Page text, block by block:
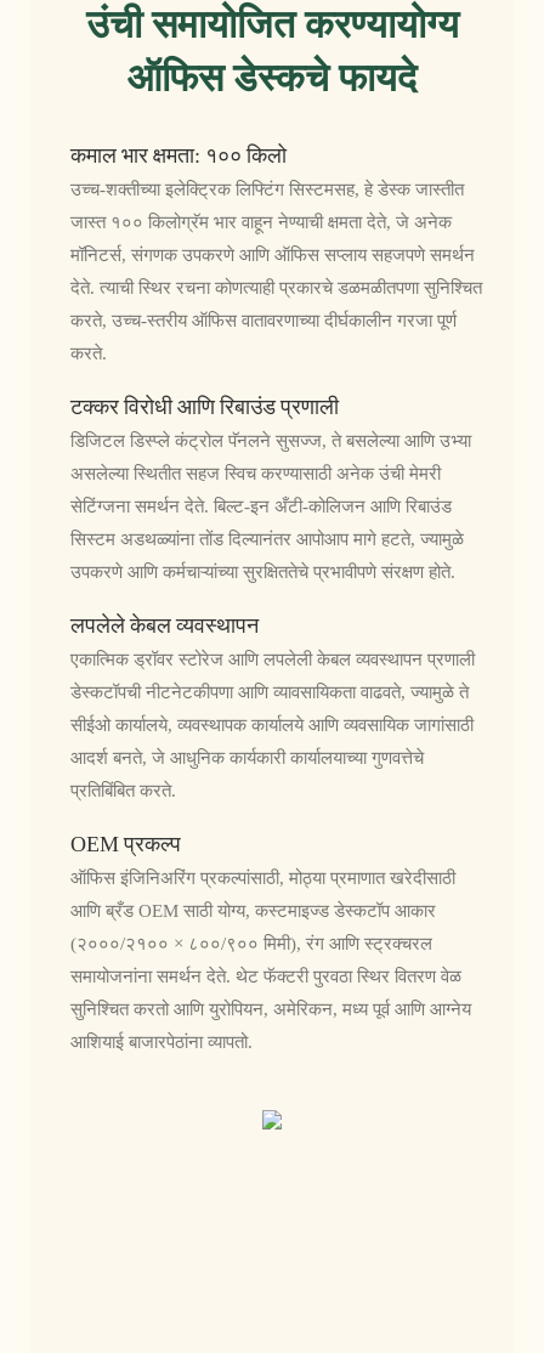
उंची समायोजित करण्यायोग्य
ऑफिस डेस्कचे फायदे
कमाल भार क्षमता: १०० किलो
उच्च-शक्तीच्या इलेक्ट्रिक लिफ्टिंग सिस्टमसह, हे डेस्क जास्तीत
जास्त १०० किलोग्रॅम भार वाहून नेण्याची क्षमता देते, जे अनेक
मॉनिटर्स, संगणक उपकरणे आणि ऑफिस सप्लाय सहजपणे समर्थन
देते. त्याची स्थिर रचना कोणत्याही प्रकारचे डळमळीतपणा सुनिश्चित
करते, उच्च-स्तरीय ऑफिस वातावरणाच्या दीर्घकालीन गरजा पूर्ण
करते.
टक्कर विरोधी आणि रिबाउंड प्रणाली
डिजिटल डिस्प्ले कंट्रोल पॅनलने सुसज्ज, ते बसलेल्या आणि उभ्या
असलेल्या स्थितीत सहज स्विच करण्यासाठी अनेक उंची मेमरी
सेटिंग्जना समर्थन देते. बिल्ट-इन अँटी-कोलिजन आणि रिबाउंड
सिस्टम अडथळ्यांना तोंड दिल्यानंतर आपोआप मागे हटते, ज्यामुळे
उपकरणे आणि कर्मचाऱ्यांच्या सुरक्षिततेचे प्रभावीपणे संरक्षण होते.
लपलेले केबल व्यवस्थापन
एकात्मिक ड्रॉवर स्टोरेज आणि लपलेली केबल व्यवस्थापन प्रणाली
डेस्कटॉपची नीटनेटकीपणा आणि व्यावसायिकता वाढवते, ज्यामुळे ते
सीईओ कार्यालये, व्यवस्थापक कार्यालये आणि व्यवसायिक जागांसाठी
आदर्श बनते, जे आधुनिक कार्यकारी कार्यालयाच्या गुणवत्तेचे
प्रतिबिंबित करते.
OEM प्रकल्प
ऑफिस इंजिनिअरिंग प्रकल्पांसाठी, मोठ्या प्रमाणात खरेदीसाठी
आणि ब्रँड OEM साठी योग्य, कस्टमाइज्ड डेस्कटॉप आकार
(२०००/२१०० × ८००/९०० मिमी), रंग आणि स्ट्रक्चरल
समायोजनांना समर्थन देते. थेट फॅक्टरी पुरवठा स्थिर वितरण वेळ
सुनिश्चित करतो आणि युरोपियन, अमेरिकन, मध्य पूर्व आणि आग्नेय
आशियाई बाजारपेठांना व्यापतो.